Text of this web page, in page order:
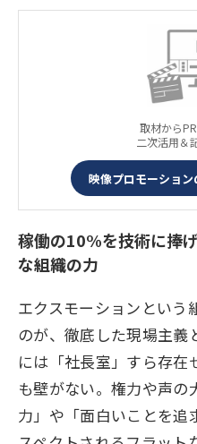
取材から
二次活用＆
映像プロモーショ
稼働の10%を技術に捧
な組織の力
エクスモーションという
のが、徹底した現場主義
には「社長室」すら存在
も壁がない。権力や声
力」や「面白いことを追